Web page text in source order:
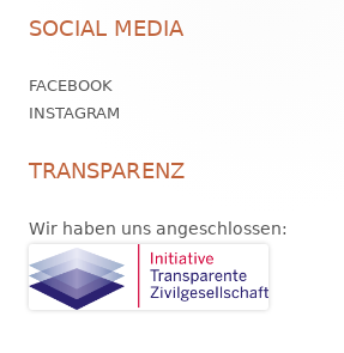
Inhalt
SOCIAL MEDIA
FACEBOOK
INSTAGRAM
TRANSPARENZ
Wir haben uns angeschlossen: